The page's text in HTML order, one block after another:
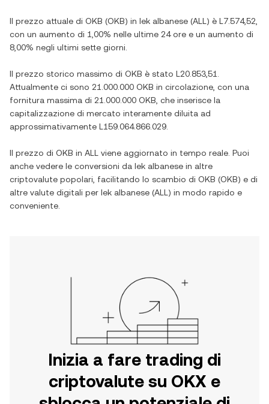
Il prezzo attuale di OKB (OKB) in lek albanese (ALL ) è L7.574,52
con un aumento di 1,00% nelle ultime 24 ore e un aumento di
8,00% negli ultimi sette giorni.
Il prezzo storico massimo di OKB è stato L20.853,51
Attualmente ci sono 21.000.000 OKB in circolazione, con una
fornitura massima di 21.000.000 OKB , che inserisce la
capitalizzazione di mercato interamente diluita ad
approssimativamente L159.064.866.029
Il prezzo di OKB in ALL viene aggiornato in tempo reale. Puoi
anche vedere le conversioni da lek albanese in altre
criptovalute popolari, facilitando lo scambio di OKB (OKB) e di
altre valute digitali per lek albanese (ALL ) in modo rapido e
conveniente.
Inizia a fare trading di
criptovalute su OKX e